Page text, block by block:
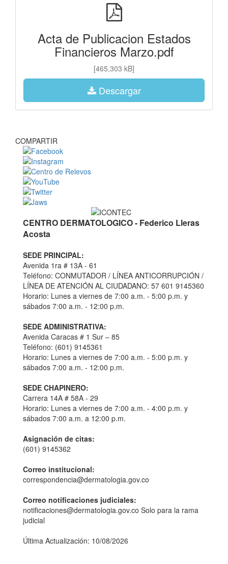
Acta de Publicacion Estados
Financieros Marzo.pdf
[465,303 kB]
Descargar
COMPARTIR
CENTRO DERMATOLOGICO - Federico Lleras
Acosta
SEDE PRINCIPAL:
Avenida 1ra # 13A - 61
Teléfono: CONMUTADOR / LÍNEA ANTICORRUPCIÓN /
LÍNEA DE ATENCIÓN AL CIUDADANO: 57 601 9145360
Horario: Lunes a viernes de 7:00 a.m. - 5:00 p.m. y
sábados 7:00 a.m. - 12:00 p.m.
SEDE ADMINISTRATIVA:
Avenida Caracas # 1 Sur – 85
Teléfono: (601) 9145361
Horario: Lunes a viernes de 7:00 a.m. - 5:00 p.m. y
sábados 7:00 a.m. - 12:00 p.m.
SEDE CHAPINERO:
Carrera 14A # 58A - 29
Horario: Lunes a viernes de 7:00 a.m. - 4:00 p.m. y
sábados 7:00 a.m. a 12:00 p.m.
Asignación de citas:
(601) 9145362
Correo institucional:
correspondencia@dermatologia.gov.co
Correo notificaciones judiciales:
notificaciones@dermatologia.gov.co Solo para la rama
judicial
Última Actualización: 10/08/2026